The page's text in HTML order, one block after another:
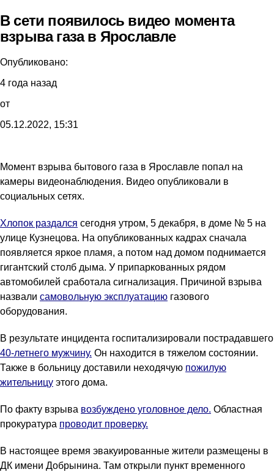
В сети появилось видео момента
взрыва газа в Ярославле
Опубликовано:
4 года назад
от
05.12.2022, 15:31
Момент взрыва бытового газа в Ярославле попал на
камеры видеонаблюдения. Видео опубликовали в
социальных сетях.
Хлопок раздался сегодня утром, 5 декабря, в доме № 5 на
улице Кузнецова. На опубликованных кадрах сначала
появляется яркое пламя, а потом над домом поднимается
гигантский столб дыма. У припаркованных рядом
автомобилей сработала сигнализация. Причиной взрыва
назвали самовольную эксплуатацию газового
оборудования.
В результате инцидента госпитализировали пострадавшего
40-летнего мужчину. Он находится в тяжелом состоянии.
Также в больницу доставили неходячую пожилую
жительницу этого дома.
По факту взрыва возбуждено уголовное дело. Областная
прокуратура проводит проверку.
В настоящее время эвакуированные жители размещены в
ДК имени Добрынина. Там открыли пункт временного